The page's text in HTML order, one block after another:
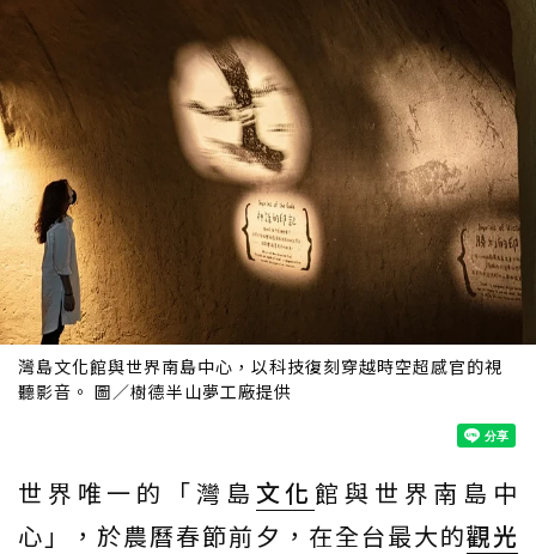
灣島文化館與世界南島中心，以科技復刻穿越時空超感官的視
聽影音。 圖／樹德半山夢工廠提供
世界唯一的「灣島 文化 館與世界南島中
心」，於農曆春節前夕，在全台最大的觀光